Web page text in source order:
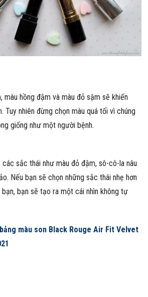
màu hồng đậm và màu đỏ sậm sẽ khiến
Tuy nhiên đừng chọn màu quá tối vì chúng
giống như một người bệnh.
sắc thái như màu đỏ đậm, sô-cô-la nâu
Nếu bạn sẽ chọn những sắc thái nhẹ hơn
bạn, bạn sẽ tạo ra một cái nhìn không tự
màu son Black Rouge Air Fit Velvet